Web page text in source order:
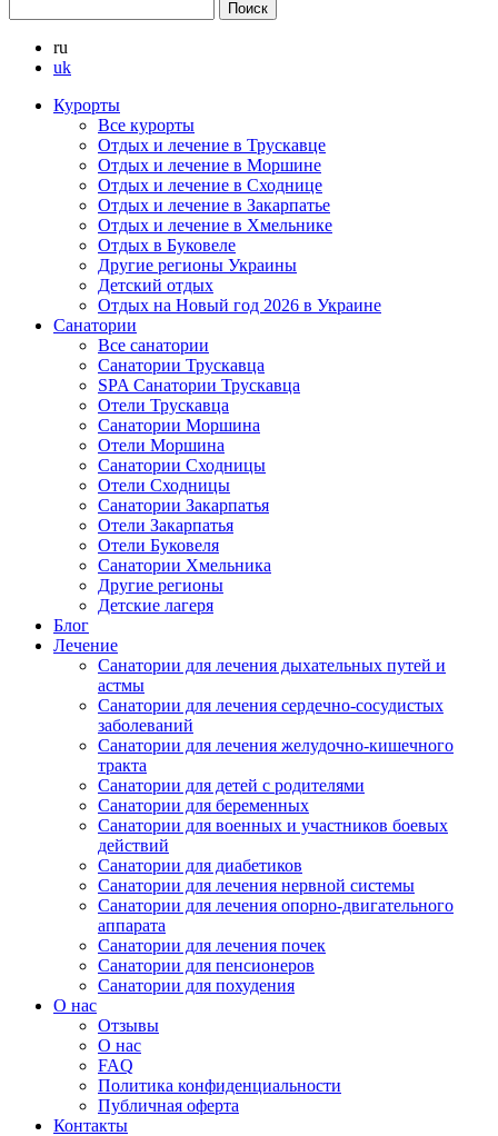
ru
uk
Курорты
Все курорты
Отдых и лечение в Трускавце
Отдых и лечение в Моршине
Отдых и лечение в Сходнице
Отдых и лечение в Закарпатье
Отдых и лечение в Хмельнике
Отдых в Буковеле
Другие регионы Украины
Детский отдых
Отдых на Новый год 2026 в Украине
Санатории
Все санатории
Санатории Трускавца
SPA Санатории Трускавца
Отели Трускавца
Санатории Моршина
Отели Моршина
Санатории Сходницы
Отели Сходницы
Санатории Закарпатья
Отели Закарпатья
Отели Буковеля
Санатории Хмельника
Другие регионы
Детские лагеря
Блог
Лечение
Санатории для лечения дыхательных путей и
астмы
Санатории для лечения сердечно-сосудистых
заболеваний
Санатории для лечения желудочно-кишечного
тракта
Санатории для детей с родителями
Санатории для беременных
Санатории для военных и участников боевых
действий
Санатории для диабетиков
Санатории для лечения нервной системы
Санатории для лечения опорно-двигательного
аппарата
Санатории для лечения почек
Санатории для пенсионеров
Санатории для похудения
О нас
Отзывы
О нас
FAQ
Политика конфиденциальности
Публичная оферта
Контакты